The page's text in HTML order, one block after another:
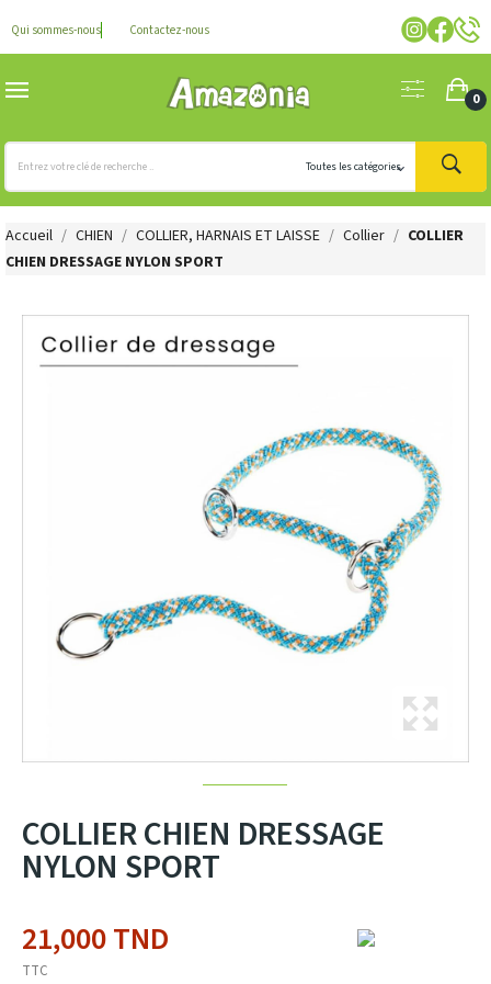
Qui sommes-nous Contactez-nous
0
Accueil CHIEN COLLIER, HARNAIS ET LAISSE Collier
COLLIER
CHIEN DRESSAGE NYLON SPORT
COLLIER CHIEN DRESSAGE
NYLON SPORT
21,000 TND
TTC